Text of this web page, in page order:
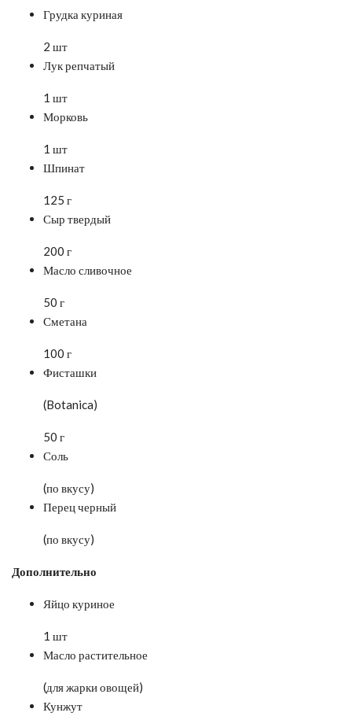
Грудка куриная
2 шт
Лук репчатый
1 шт
Морковь
1 шт
Шпинат
125 г
Сыр твердый
200 г
Масло сливочное
50 г
Сметана
100 г
Фисташки
(Botanica)
50 г
Соль
(по вкусу)
Перец черный
(по вкусу)
Дополнительно
Яйцо куриное
1 шт
Масло растительное
(для жарки овощей)
Кунжут